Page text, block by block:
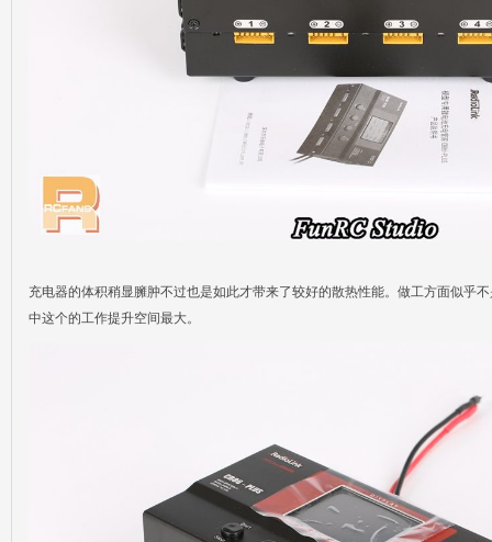
充电器的体积稍显臃肿不过也是如此才带来了较好的散热性能。做工方面似乎
中这个的工作提升空间最大。